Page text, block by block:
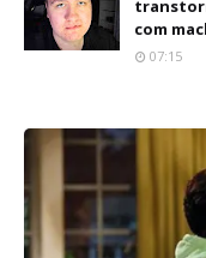
com
07:15